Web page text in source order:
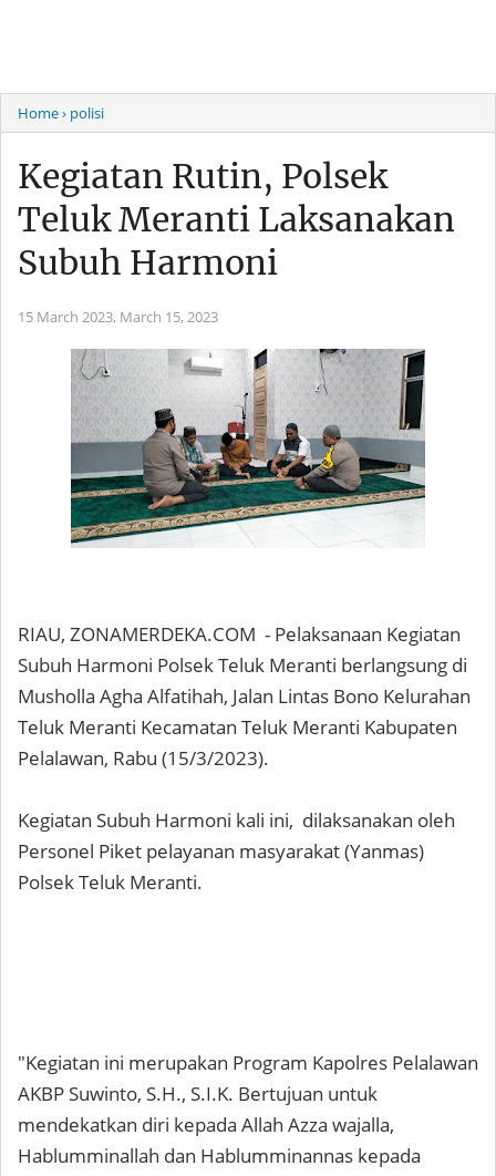
Home› polisi
Kegiatan Rutin, Polsek
Teluk Meranti Laksanakan
Subuh Harmoni
15 March 2023, March 15, 2023
RIAU, ZONAMERDEKA.COM - Pelaksanaan Kegiatan
Subuh Harmoni Polsek Teluk Meranti berlangsung di
Musholla Agha Alfatihah, Jalan Lintas Bono Kelurahan
Teluk Meranti Kecamatan Teluk Meranti Kabupaten
Pelalawan, Rabu (15/3/2023).
Kegiatan Subuh Harmoni kali ini, dilaksanakan oleh
Personel Piket pelayanan masyarakat (Yanmas)
Polsek Teluk Meranti.
"Kegiatan ini merupakan Program Kapolres Pelalawan
AKBP Suwinto, S.H., S.I.K. Bertujuan untuk
mendekatkan diri kepada Allah Azza wajalla,
Hablumminallah dan Hablumminannas kepada